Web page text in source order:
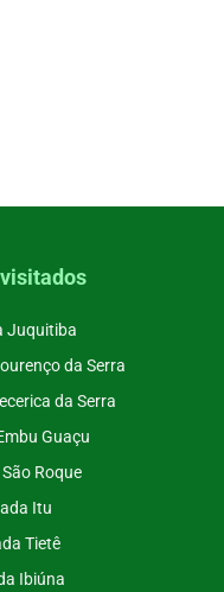
Juquitiba
da Serra
da Serra
Guaçu
Roque
Itu
Tietê
Ibiúna